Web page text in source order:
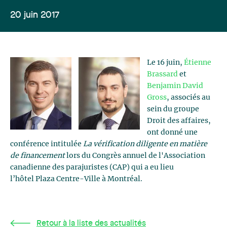
20 juin 2017
Le 16 juin, Étienne
Brassard et
Benjamin David
Gross, associés au
sein du groupe
Droit des affaires,
ont donné une
conférence intitulée La vérification diligente en matière
de financementlors du Congrès annuel de l'Association
canadienne des parajuristes (CAP) qui a eu lieu
l’hôtel Plaza Centre-Ville à Montréal.
Retour à la liste des actualités